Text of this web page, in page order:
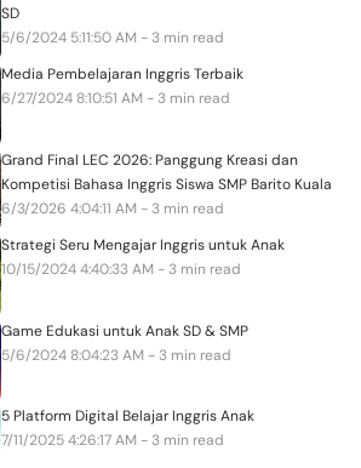
SD
5/6/2024 5:11:50 AM - 3 min read
Media Pembelajaran Inggris Terbaik
6/27/2024 8:10:51 AM - 3 min read
Grand Final LEC 2026: Panggung Kreasi dan
Kompetisi Bahasa Inggris Siswa SMP Barito Kuala
6/3/2026 4:04:11 AM - 3 min read
Strategi Seru Mengajar Inggris untuk Anak
10/15/2024 4:40:33 AM - 3 min read
Game Edukasi untuk Anak SD & SMP
5/6/2024 8:04:23 AM - 3 min read
5 Platform Digital Belajar Inggris Anak
7/11/2025 4:26:17 AM - 3 min read